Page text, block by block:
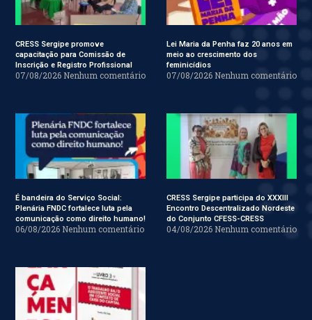
CRESS Sergipe promove
capacitação para Comissão de
Inscrição e Registro Profissional
07/08/2026 Nenhum comentário
Lei Maria da Penha faz 20 anos em
meio ao crescimento dos
feminicídios
07/08/2026 Nenhum comentário
É bandeira do Serviço Social:
Plenária FNDC fortalece luta pela
comunicação como direito humano!
06/08/2026 Nenhum comentário
CRESS Sergipe participa do XXXIII
Encontro Descentralizado Nordeste
do Conjunto CFESS-CRESS
04/08/2026 Nenhum comentário